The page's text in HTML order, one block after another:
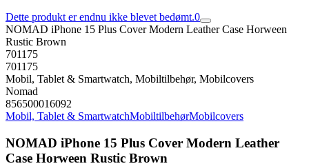
Dette produkt er endnu ikke blevet bedømt.0
NOMAD iPhone 15 Plus Cover Modern Leather Case Horween
Rustic Brown
701175
701175
Mobil, Tablet & Smartwatch, Mobiltilbehør, Mobilcovers
Nomad
856500016092
Mobil, Tablet & SmartwatchMobiltilbehørMobilcovers
NOMAD iPhone 15 Plus Cover Modern Leather
Case Horween Rustic Brown